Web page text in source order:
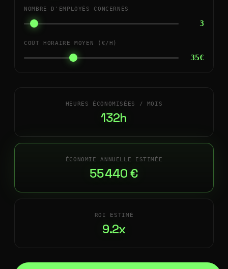
NOMBRE D'EMPLOYÉS CONCERNÉS
3
COÛT HORAIRE MOYEN (€/H)
35€
HEURES ÉCONOMISÉES / MOIS
132h
ÉCONOMIE ANNUELLE ESTIMÉE
55 440 €
ROI ESTIMÉ
9.2x